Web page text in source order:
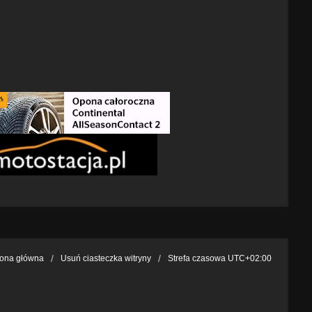
główna Usuń ciasteczka witryny Strefa czasowa UTC+02:00